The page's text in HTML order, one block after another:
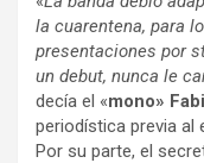
la cuarentena, para
presentaciones por
un debut, nunca le
decía el «mono»
periodística previa al
Por su parte, el